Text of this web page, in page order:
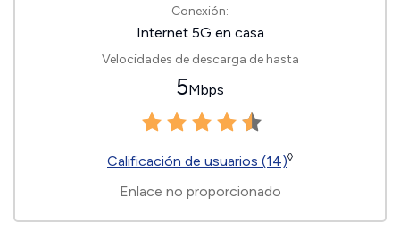
Conexión:
Internet 5G en casa
Velocidades de descarga de hasta
5Mbps
Calificación de usuarios (14)◊
Enlace no proporcionado